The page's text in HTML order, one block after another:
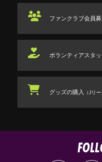
ファンクラブ会員
ボランティアスタ
グッズの購入 （Jリ